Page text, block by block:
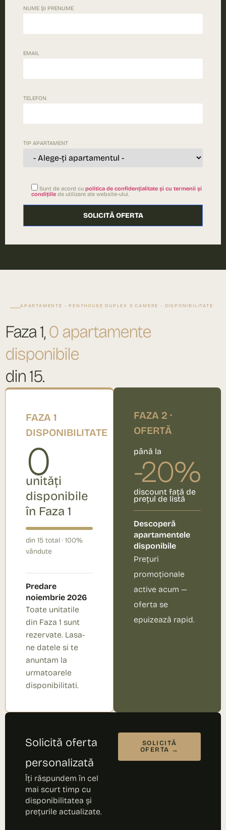
NUME ȘI PRENUME
EMAIL
TELEFON
TIP APARTAMENT
Sunt de acord cu politica de confidențialitate și cu termenii și
condițiile de utilizare ale website-ului.
APARTAMENTE - PENTHOUSE DUPLEX 3 CAMERE - DISPONIBILITATE
Faza 1,0 apartamente
disponibile
din 15.
FAZA 1
DISPONIBILITATE
0
unități
disponibile
în Faza 1
din 15 total · 100%
vândute
Predare
noiembrie 2026
Toate unitatile
din Faza 1 sunt
rezervate. Lasa-
ne datele si te
anuntam la
urmatoarele
disponibilitati.
FAZA 2 ·
OFERTĂ
până la
-20%
discount față de
prețul de listă
Descoperă
apartamentele
disponibile
Prețuri
promoționale
active acum —
oferta se
epuizează rapid.
Solicită oferta
personalizată
Îți răspundem în cel
mai scurt timp cu
disponibilitatea și
prețurile actualizate.
SOLICITĂ
OFERTA →